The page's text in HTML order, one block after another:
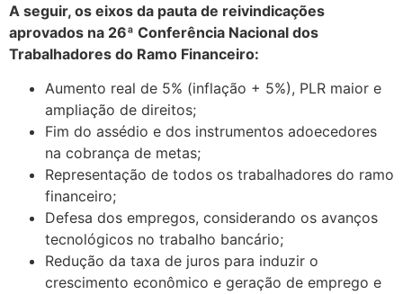
A seguir, os eixos da pauta de reivindicações
aprovados na 26ª Conferência Nacional dos
Trabalhadores do Ramo Financeiro:
Aumento real de 5% (inflação + 5%), PLR maior e
ampliação de direitos;
Fim do assédio e dos instrumentos adoecedores
na cobrança de metas;
Representação de todos os trabalhadores do ramo
financeiro;
Defesa dos empregos, considerando os avanços
tecnológicos no trabalho bancário;
Redução da taxa de juros para induzir o
crescimento econômico e geração de emprego e